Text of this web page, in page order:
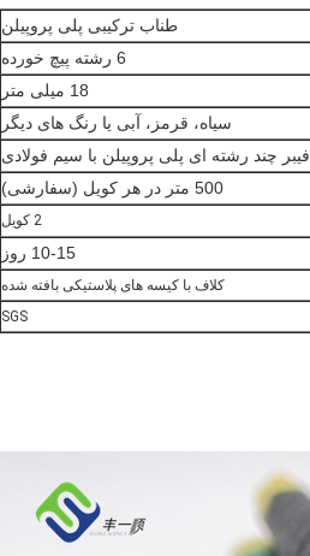
طناب ترکیبی پلی پروپیلن
6 رشته پیچ خورده
18 میلی متر
سیاه، قرمز، آبی یا رنگ های دیگر
فیبر چند رشته ای پلی پروپیلن با سیم فولادی
500 متر در هر کویل (سفارشی)
2 کویل
10-15 روز
کلاف با کیسه های پلاستیکی بافته شده
SGS